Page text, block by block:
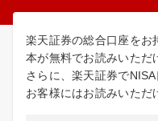
楽天証券の総合口座をお
本が無料でお読みいただ
さらに、楽天証券で
お客様にはお読みいただ